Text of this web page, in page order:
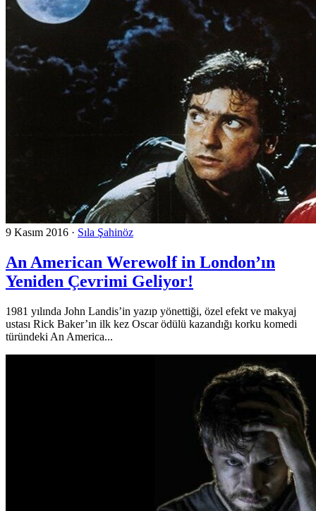
9 Kasım 2016 · Sıla Şahinöz
An American Werewolf in London’ın
Yeniden Çevrimi Geliyor!
1981 yılında John Landis’in yazıp yönettiği, özel efekt ve makyaj
ustası Rick Baker’ın ilk kez Oscar ödülü kazandığı korku komedi
türündeki An America...